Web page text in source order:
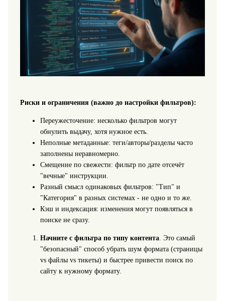
Риски и ограничения (важно до настройки фильтров):
Переужесточение: несколько фильтров могут
обнулить выдачу, хотя нужное есть.
Неполные метаданные: теги/авторы/разделы часто
заполнены неравномерно.
Смещение по свежести: фильтр по дате отсечёт
"вечные" инструкции.
Разный смысл одинаковых фильтров: "Тип" и
"Категория" в разных системах - не одно и то же.
Кэш и индексация: изменения могут появляться в
поиске не сразу.
Начните с фильтра по типу контента. Это самый
"безопасный" способ убрать шум формата (страницы
vs файлы vs тикеты) и быстрее привести поиск по
сайту к нужному формату.